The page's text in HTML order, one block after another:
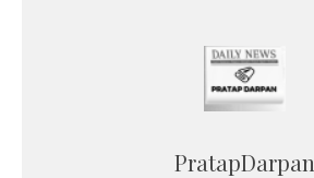
PratapDarpan